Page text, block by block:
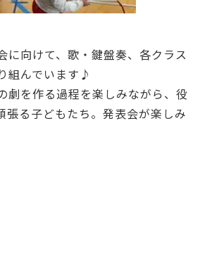
に向けて、歌・鍵盤奏、各クラス
組んでいます♪
劇を作る過程を楽しみながら、役
張る子どもたち。発表会が楽しみ